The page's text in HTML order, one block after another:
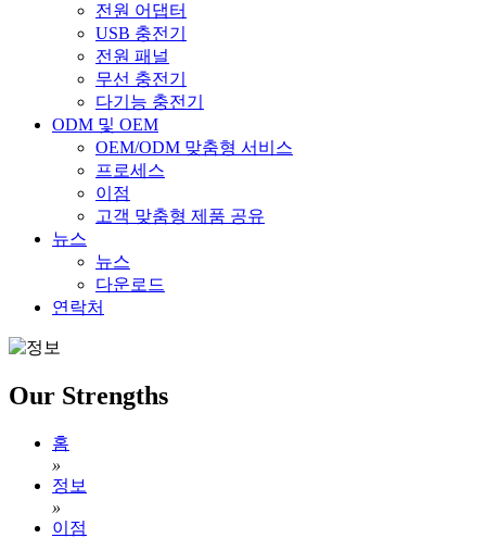
전원 어댑터
USB 충전기
전원 패널
무선 충전기
다기능 충전기
ODM 및 OEM
OEM/ODM 맞춤형 서비스
프로세스
이점
고객 맞춤형 제품 공유
뉴스
뉴스
다운로드
연락처
Our Strengths
홈
»
정보
»
이점